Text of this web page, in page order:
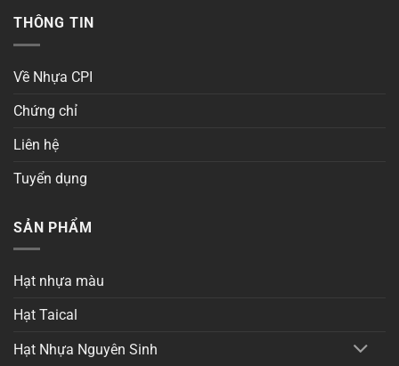
THÔNG TIN
Về Nhựa CPI
Chứng chỉ
Liên hệ
Tuyển dụng
SẢN PHẨM
Hạt nhựa màu
Hạt Taical
Hạt Nhựa Nguyên Sinh